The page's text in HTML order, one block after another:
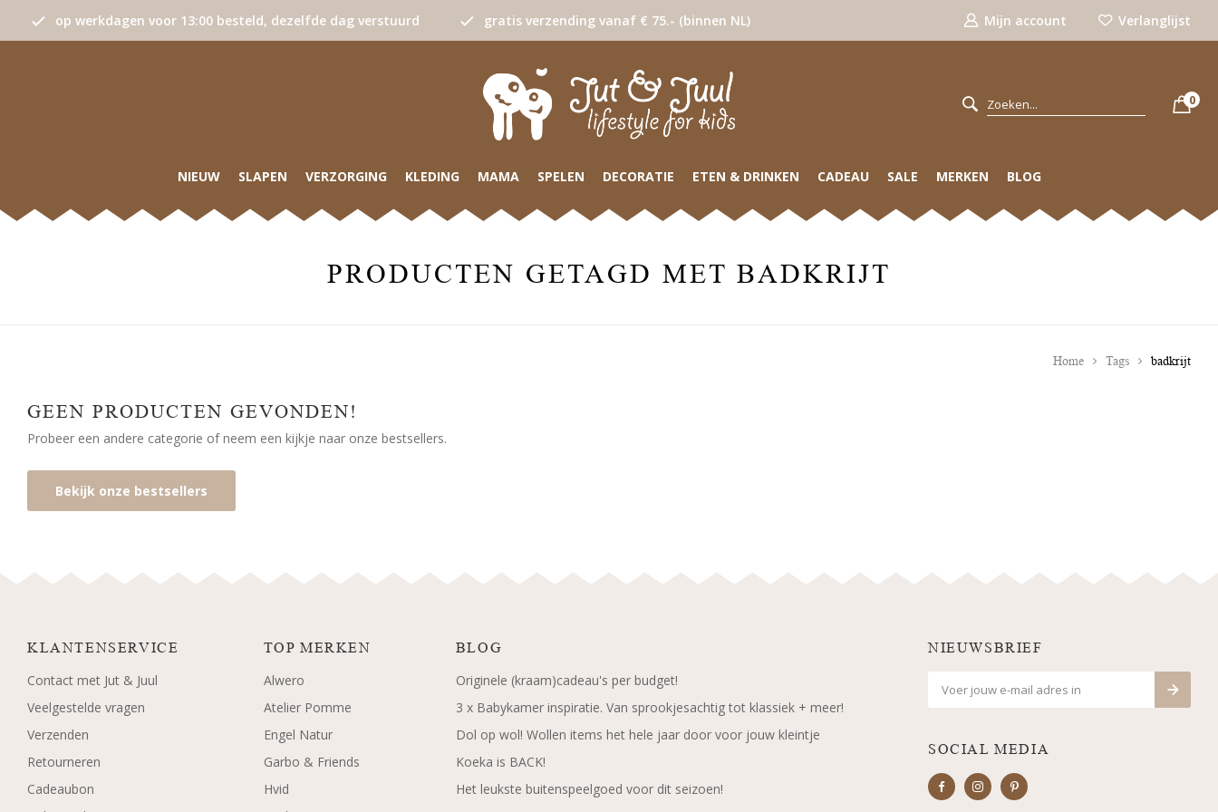
op werkdagen voor 13:00 besteld, dezelfde dag verstuurd gratis verzending vanaf € 75.- (binnen NL) Mijn account Verlanglijst
0
NIEUW SLAPEN VERZORGING KLEDING MAMA SPELEN DECORATIE ETEN & DRINKEN CADEAU SALE MERKEN BLOG
PRODUCTEN GETAGD MET BADKRIJT
Home Tags badkrijt
GEEN PRODUCTEN GEVONDEN!
Probeer een andere categorie of neem een kijkje naar onze bestsellers.
Bekijk onze bestsellers
KLANTENSERVICE
Contact met Jut & Juul
Veelgestelde vragen
Verzenden
Retourneren
Cadeaubon
TOP MERKEN
Alwero
Atelier Pomme
Engel Natur
Garbo & Friends
Hvid
BLOG
Originele (kraam)cadeau's per budget!
3 x Babykamer inspiratie. Van sprookjesachtig tot klassiek + meer!
Dol op wol! Wollen items het hele jaar door voor jouw kleintje
Koeka is BACK!
Het leukste buitenspeelgoed voor dit seizoen!
NIEUWSBRIEF
SOCIAL MEDIA